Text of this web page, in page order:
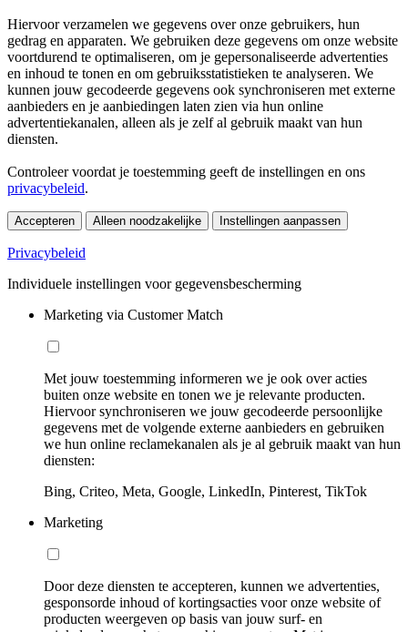
Hiervoor verzamelen we gegevens over onze gebruikers, hun
gedrag en apparaten. We gebruiken deze gegevens om onze website
voortdurend te optimaliseren, om je gepersonaliseerde advertenties
en inhoud te tonen en om gebruiksstatistieken te analyseren. We
kunnen jouw gecodeerde gegevens ook synchroniseren met externe
aanbieders en je aanbiedingen laten zien via hun online
advertentiekanalen, alleen als je zelf al gebruik maakt van hun
diensten.
Controleer voordat je toestemming geeft de instellingen en ons
privacybeleid.
Accepteren Alleen noodzakelijke Instellingen aanpassen
Privacybeleid
Individuele instellingen voor gegevensbescherming
Marketing via Customer Match
Met jouw toestemming informeren we je ook over acties
buiten onze website en tonen we je relevante producten.
Hiervoor synchroniseren we jouw gecodeerde persoonlijke
gegevens met de volgende externe aanbieders en gebruiken
we hun online reclamekanalen als je al gebruik maakt van hun
diensten:
Bing, Criteo, Meta, Google, LinkedIn, Pinterest, TikTok
Marketing
Door deze diensten te accepteren, kunnen we advertenties,
gesponsorde inhoud of kortingsacties voor onze website of
producten weergeven op basis van jouw surf- en